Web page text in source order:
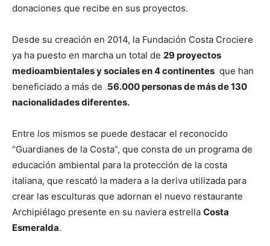
donaciones que recibe en sus proyectos.
Desde su creación en 2014, la Fundación Costa Crociere
ya ha puesto en marcha un total de 29 proyectos
medioambientales y sociales en 4 continentes que han
beneficiado a más de 56.000 personas de más de 130
nacionalidades diferentes.
Entre los mismos se puede destacar el reconocido
“Guardianes de la Costa”, que consta de un programa de
educación ambiental para la protección de la costa
italiana, que rescató la madera a la deriva utilizada para
crear las esculturas que adornan el nuevo restaurante
Archipiélago presente en su naviera estrella Costa
Esmeralda.